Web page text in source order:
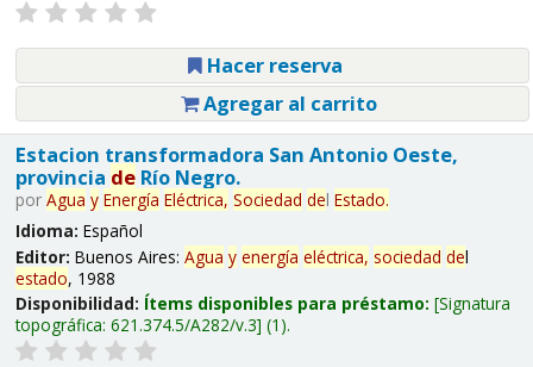
Hacer reserva
Agregar al carrito
Estacion transformadora San Antonio Oeste,
provincia deRío Negro.
por Agua y Energía Eléctrica, Sociedad del Estado.
Idioma: Español
Editor: Buenos Aires: Agua y energía eléctrica, sociedad del
estado, 1988
Disponibilidad: Ítems disponibles para préstamo: Signatura
topográfica: 621.374.5/A282/v.3 (1).